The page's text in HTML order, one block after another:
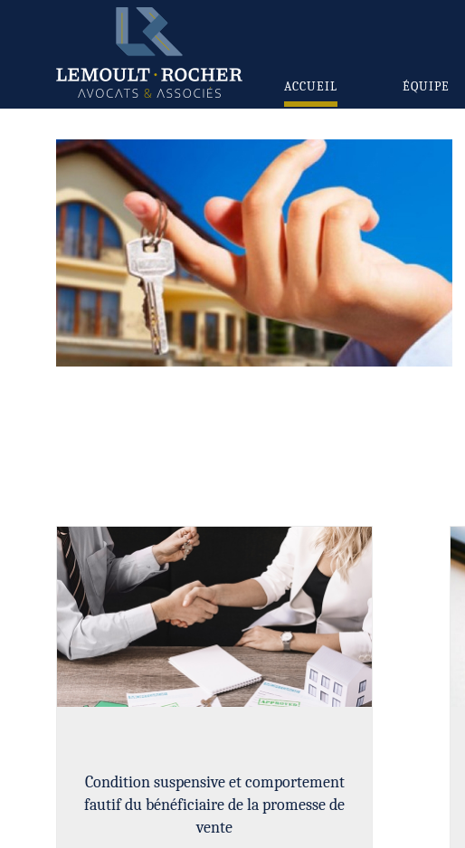
ACCUEIL ÉQUIPE
Condition suspensive et comportement
fautif du bénéficiaire de la promesse de
vente